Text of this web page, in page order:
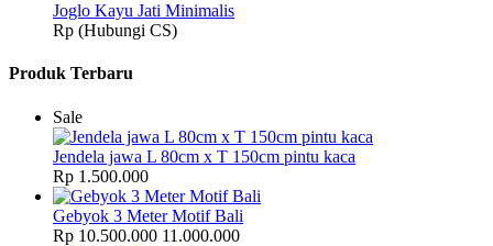
Joglo Kayu Jati Minimalis
Rp (Hubungi CS)
Produk Terbaru
Sale
Jendela jawa L 80cm x T 150cm pintu kaca
Rp 1.500.000
Gebyok 3 Meter Motif Bali
Rp 10.500.000 11.000.000